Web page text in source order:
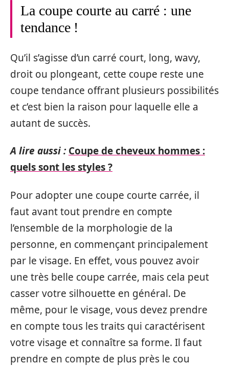
La coupe courte au carré : une
tendance !
Qu’il s’agisse d’un carré court, long, wavy,
droit ou plongeant, cette coupe reste une
coupe tendance offrant plusieurs possibilités
et c’est bien la raison pour laquelle elle a
autant de succès.
A lire aussi : Coupe de cheveux hommes :
quels sont les styles ?
Pour adopter une coupe courte carrée, il
faut avant tout prendre en compte
l’ensemble de la morphologie de la
personne, en commençant principalement
par le visage. En effet, vous pouvez avoir
une très belle coupe carrée, mais cela peut
casser votre silhouette en général. De
même, pour le visage, vous devez prendre
en compte tous les traits qui caractérisent
votre visage et connaître sa forme. Il faut
prendre en compte de plus près le cou